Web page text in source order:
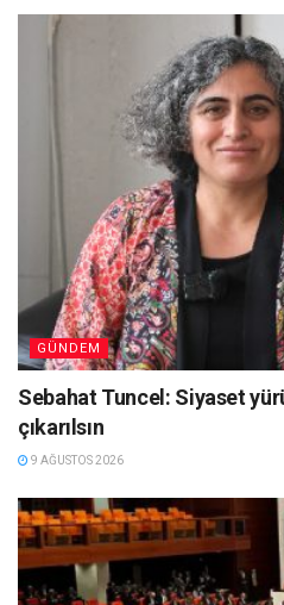
GÜNDEM
Sebahat Tuncel: Siyaset
çıkarılsın
9 AĞUSTOS 2026